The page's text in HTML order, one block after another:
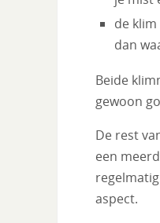
de
dan
Beide
gewoon
De rest
een
aspect.